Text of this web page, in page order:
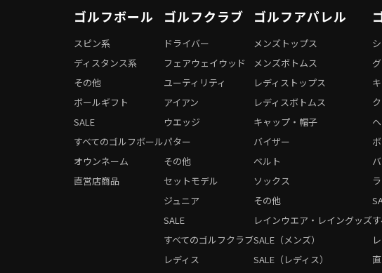
ゴルフボール
オウンネーム
直営店商品
スピン系
ディスタンス系
その他
ボールギフト
SALE
すべてのゴルフボール
ゴルフクラブ
レディス
ドライバー
フェアウェイウッド
ユーティリティ
アイアン
ウエッジ
パター
その他
セットモデル
ジュニア
SALE
すべてのゴルフクラブ
ゴルフアパレル
メンズトップス
メンズボトムス
レディストップス
レディスボトムス
キャップ・帽子
バイザー
ベルト
ソックス
その他
レインウエア・レイングッズ
SALE（メンズ）
SALE（レディス）